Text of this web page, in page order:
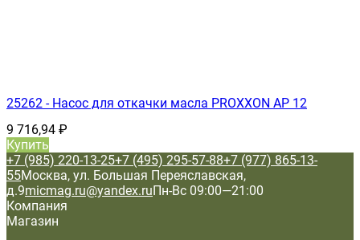
25262 - Насос для откачки масла PROXXON АР 12
9 716,94 ₽
Купить
+7 (985) 220-13-25+7 (495) 295-57-88+7 (977) 865-13-
55Москва, ул. Большая Переяславская,
д.9micmag.ru@yandex.ruПн-Вс 09:00—21:00
Компания
Магазин